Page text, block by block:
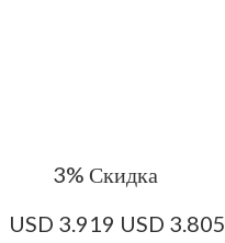
3% Скидка
USD 3.919 USD 3.805